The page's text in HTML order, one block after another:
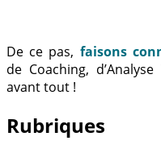
De ce pas, faisons
de Coaching,
avant tout !
Rubriques